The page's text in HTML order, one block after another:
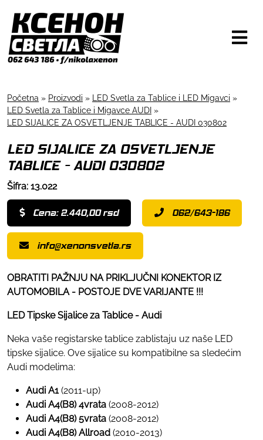
Početna » Proizvodi » LED Svetla za Tablice i LED Migavci »
LED Svetla za Tablice i Migavce AUDI »
LED SIJALICE ZA OSVETLJENJE TABLICE - AUDI 030802
LED SIJALICE ZA OSVETLJENJE
TABLICE - AUDI 030802
Šifra: 13.022
Cena: 2.440,00 rsd 062/643-186
info@xenonsvetla.rs
OBRATITI PAŽNJU NA PRIKLJUČNI KONEKTOR IZ
AUTOMOBILA - POSTOJE DVE VARIJANTE !!!
LED Tipske Sijalice za Tablice - Audi
Neka vaše registarske tablice zablistaju uz naše LED
tipske sijalice. Ove sijalice su kompatibilne sa sledećim
Audi modelima:
Audi A1(2011-up)
Audi A4(B8) 4vrata (2008-2012)
Audi A4(B8) 5vrata (2008-2012)
Audi A4(B8) Allroad (2010-2013)